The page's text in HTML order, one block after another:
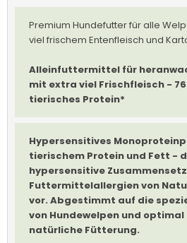
Premium Hundefutter für alle
viel frischem Entenfleisch und
Alleinfuttermittel für
mit extra viel Frischfleisch - 76
tierisches Protein*
Hypersensitives
tierischem Protein und Fett -
hypersensitive
Futtermittelallergien von
vor. Abgestimmt auf die
von Hundewelpen und
natürliche Fütterung.